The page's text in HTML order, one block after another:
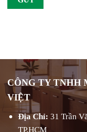
CÔNG TY TNHH
VIỆT
Địa Chỉ: 31 Trần
TP.HCM